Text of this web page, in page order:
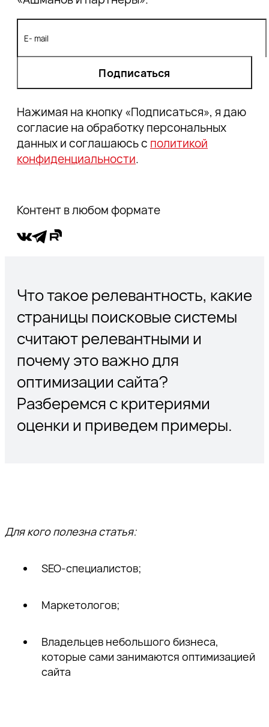
Что такое релевантность, какие
страницы поисковые системы
считают релевантными и
почему это важно для
оптимизации сайта?
Разберемся с критериями
оценки и приведем примеры.
Для кого полезна статья:
SEO-специалистов;
Маркетологов;
Владельцев небольшого бизнеса,
которые сами занимаются оптимизацией
сайта
Google
4. Как проверить релевантность страницы/
контента
Подписаться
Нажимая на кнопку «Подписаться», я даю
согласие на обработку персональных
данных и соглашаюсь с политикой
конфиденциальности.
Контент в любом формате